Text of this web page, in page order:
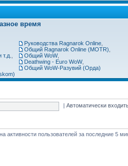
время
Руководства Ragnarok Online
Общий Ragnarok Online (MOTR)
Общий WoW,
Deathwing - Euro WoW,
Общий WoW-Разувий (Орда)
|Автоматически
активности пользователей за последние 5